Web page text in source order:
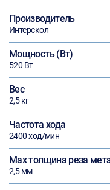
Производитель
Интерскол
Мощность (Вт)
520 Вт
Вес
2,5 кг
Частота хода
2400 ход/мин
Max толщина реза
2,5 мм